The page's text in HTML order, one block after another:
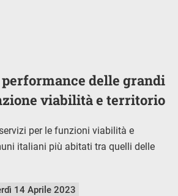
performance delle grandi
viabilità e territorio
per le funzioni viabilità e
italiani più abitati tra quelli delle
14 Aprile 2023